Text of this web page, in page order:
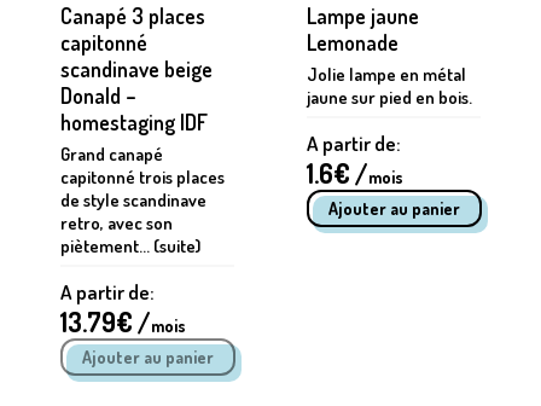
Canapé 3 places
capitonné
scandinave beige
Donald –
homestaging IDF
Grand canapé
capitonné trois places
de style scandinave
retro, avec son
piètement... (suite)
A partir de:
13.79€ /mois
Lampe jaune
Lemonade
Jolie lampe en métal
jaune sur pied en bois.
A partir de:
1.6€ /mois